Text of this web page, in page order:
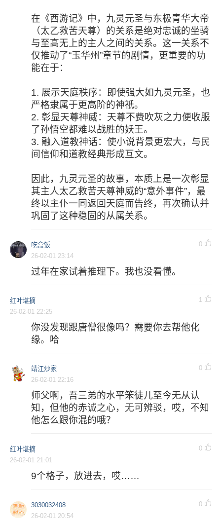
在《西游记》中，九灵元圣与东极青华大帝
（太乙救苦天尊）的关系是绝对忠诚的坐骑
与至高无上的主人之间的关系。这一关系不
仅推动了“玉华州”章节的剧情，更重要的功
能在于：
1. 展示天庭秩序：即使强大如九灵元圣，也
严格隶属于更高阶的神祇。
2. 彰显天尊神威：天尊不费吹灰之力便收服
了孙悟空都难以战胜的妖王。
3. 融入道教神话：使小说背景更宏大，与民
间信仰和道教经典形成互文。
因此，九灵元圣的故事，本质上是一次彰显
其主人太乙救苦天尊神威的“意外事件”，最
终以主仆一同返回天庭而告终，再次确认并
巩固了这种稳固的从属关系。
吃盒饭
26-02-01 23:14
0
过年在家试着推理下。我也没看懂。
红叶堪摘
26-02-01 22:25
1
你没发现跟唐僧很像吗？需要你去帮他化
缘。哈
靖江炒家
26-02-01 22:16
0
师父啊，吾三弟的水平笨徒儿至今无从认
知，但他的赤诚之心，无可辨驳，哎，不知
他怎么跟你混的哦？
红叶堪摘
26-02-01 21:01
0
9个格子，放进去，哎……
3030032408
26-02-01 20:54
0